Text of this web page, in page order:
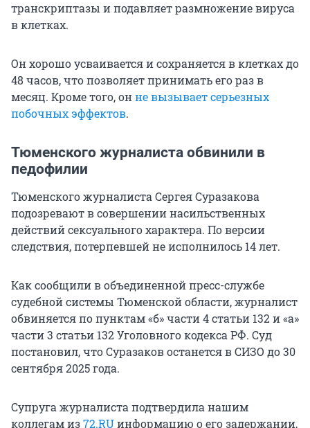
транскриптазы и подавляет размножение вируса
в клетках.
Он хорошо усваивается и сохраняется в клетках до
48 часов, что позволяет принимать его раз в
месяц. Кроме того, онне вызывает серьезных
побочных эффектов.
Тюменского журналиста обвинили в
педофилии
Тюменского журналиста Сергея Суразакова
подозревают в совершении насильственных
действий сексуального характера. По версии
следствия, потерпевшей не исполнилось 14 лет.
Как сообщили в объединенной пресс-службе
судебной системы Тюменской области, журналист
обвиняется по пунктам «б» части 4 статьи 132 и «а»
части 3 статьи 132 Уголовного кодекса РФ. Суд
постановил, что Суразаков останется в СИЗО до 30
сентября 2025 года.
Супруга журналиста подтвердила нашим
коллегам из72.RUинформацию о его задержании,